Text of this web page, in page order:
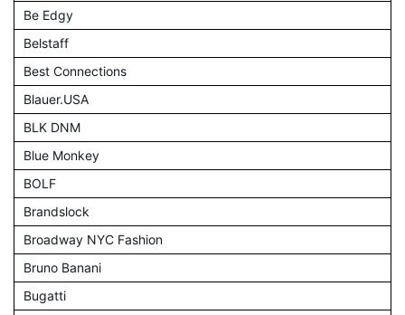
Be Edgy
Belstaff
Best Connections
Blauer.USA
BLK DNM
Blue Monkey
BOLF
Brandslock
Broadway NYC Fashion
Bruno Banani
Bugatti